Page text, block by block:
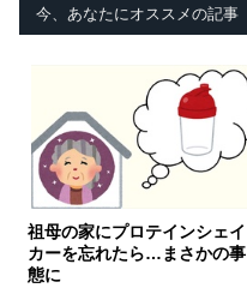
今、あなたにオススメの記事
祖母の家にプロテインシェイ
カーを忘れたら…まさかの事
態に